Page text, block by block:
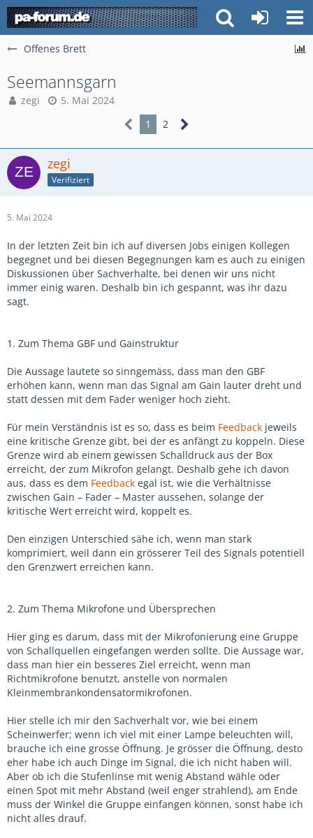
Offenes Brett
Seemannsgarn
zegi
5. Mai 2024
1
2
zegi
Verifiziert
5. Mai 2024
In der letzten Zeit bin ich auf diversen Jobs einigen Kollegen
begegnet und bei diesen Begegnungen kam es auch zu einigen
Diskussionen über Sachverhalte, bei denen wir uns nicht
immer einig waren. Deshalb bin ich gespannt, was ihr dazu
sagt.
1. Zum Thema GBF und Gainstruktur
Die Aussage lautete so sinngemäss, dass man den GBF
erhöhen kann, wenn man das Signal am Gain lauter dreht und
statt dessen mit dem Fader weniger hoch zieht.
Für mein Verständnis ist es so, dass es beim Feedback jeweils
eine kritische Grenze gibt, bei der es anfängt zu koppeln. Diese
Grenze wird ab einem gewissen Schalldruck aus der Box
erreicht, der zum Mikrofon gelangt. Deshalb gehe ich davon
aus, dass es dem Feedback egal ist, wie die Verhältnisse
zwischen Gain – Fader – Master aussehen, solange der
kritische Wert erreicht wird, koppelt es.
Den einzigen Unterschied sähe ich, wenn man stark
komprimiert, weil dann ein grösserer Teil des Signals potentiell
den Grenzwert erreichen kann.
2. Zum Thema Mikrofone und Übersprechen
Hier ging es darum, dass mit der Mikrofonierung eine Gruppe
von Schallquellen eingefangen werden sollte. Die Aussage war,
dass man hier ein besseres Ziel erreicht, wenn man
Richtmikrofone benutzt, anstelle von normalen
Kleinmembrankondensatormikrofonen.
Hier stelle ich mir den Sachverhalt vor, wie bei einem
Scheinwerfer; wenn ich viel mit einer Lampe beleuchten will,
brauche ich eine grosse Öffnung. Je grösser die Öffnung, desto
eher habe ich auch Dinge im Signal, die ich nicht haben will.
Aber ob ich die Stufenlinse mit wenig Abstand wähle oder
einen Spot mit mehr Abstand (weil enger strahlend), am Ende
muss der Winkel die Gruppe einfangen können, sonst habe ich
nicht alles drauf.